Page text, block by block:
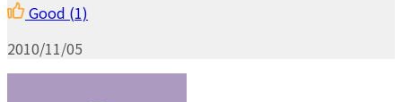
Good (1)
2010/11/05